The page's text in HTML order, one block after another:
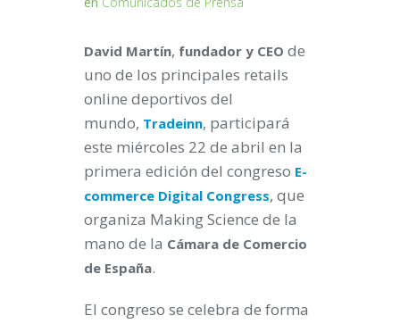
David Martín, fundador y CEO de
uno de los principales retails
online deportivos del
mundo, Tradeinn, participará
este miércoles 22 de abril en la
primera edición del congreso E-
commerce Digital Congress, que
organiza Making Science de la
mano de la Cámara de Comercio
de España.
El congreso se celebra de forma